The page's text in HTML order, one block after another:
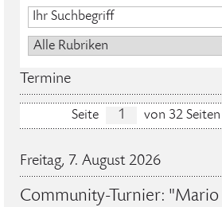
Termine
Seite von 32 Seiten
Freitag, 7. August 2026
Community-Turnier: